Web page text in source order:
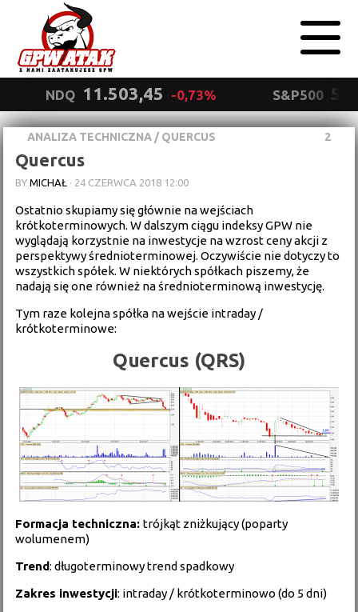
NDQ 11.503,45 -0,73% S&P500
ANALIZA TECHNICZNA / QUERCUS 2
Quercus
BYMICHAŁ · 24 CZERWCA 2018 12:00
Ostatnio skupiamy się głównie na wejściach
krótkoterminowych. W dalszym ciągu indeksy GPW nie
wyglądają korzystnie na inwestycje na wzrost ceny akcji z
perspektywy średnioterminowej. Oczywiście nie dotyczy to
wszystkich spółek. W niektórych spółkach piszemy, że
nadają się one również na średnioterminową inwestycję.
Tym raze kolejna spółka na wejście intraday /
krótkoterminowe:
Quercus (QRS)
Formacja techniczna:trójkąt zniżkujący (poparty
wolumenem)
Trend: długoterminowy trend spadkowy
Zakres inwestycji: intraday / krótkoterminowo (do 5 dni)
prywatności